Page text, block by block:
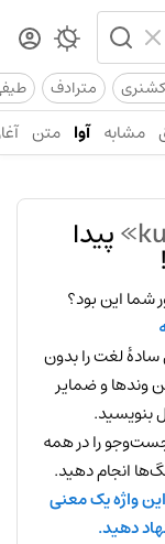
مترادف
مشابه آوا متن
پیدا
شما این بود؟
لغت را بدون
وندها و ضمایر
بنویسید.
را در همه
انجام دهید.
واژه یک معنی
دهید.